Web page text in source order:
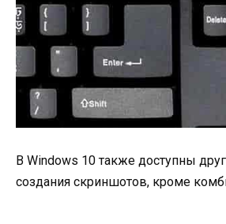
В Windows 10 также доступны
создания скриншотов, кроме